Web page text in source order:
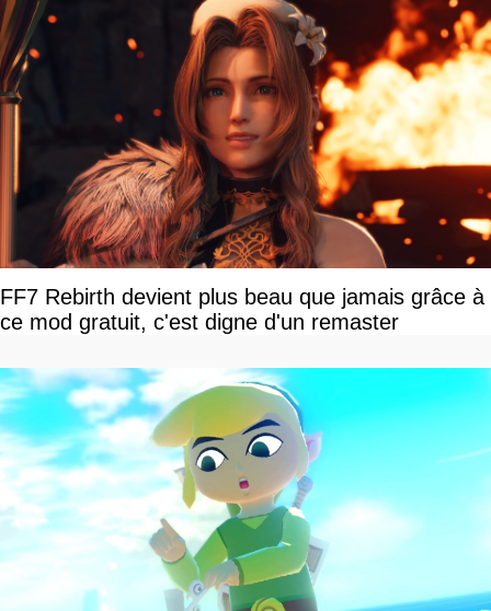
FF7 Rebirth devient plus beau que jamais grâce à
ce mod gratuit, c'est digne d'un remaster